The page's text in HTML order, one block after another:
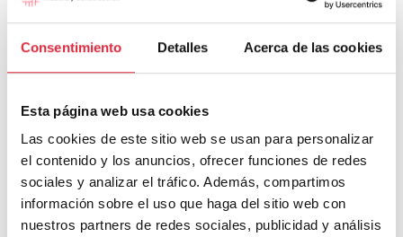
Consentimiento Detalles Acerca de las cookies
Esta página web usa cookies
Las cookies de este sitio web se usan para personalizar
el contenido y los anuncios, ofrecer funciones de redes
sociales y analizar el tráfico. Además, compartimos
información sobre el uso que haga del sitio web con
nuestros partners de redes sociales, publicidad y análisis
Como objetivo de un diseño sostenible la elección de los
origen, pero sobre todo la capacidad de encajar en la
optimización de su ciclo de vida.
La madera está presente tanto en interiores como en
exteriores, ofreciendo amplias líneas de continuidad al